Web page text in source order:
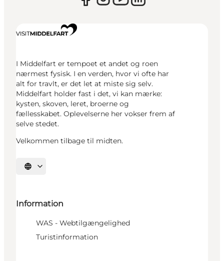
I Middelfart er tempoet et andet og roen
nærmest fysisk. I en verden, hvor vi ofte har
alt for travlt, er det let at miste sig selv.
Middelfart holder fast i det, vi kan mærke:
kysten, skoven, leret, broerne og
fællesskabet. Oplevelserne her vokser frem af
selve stedet.
Velkommen tilbage til midten.
Vælg sprog
Information
WAS - Webtilgængelighed
Turistinformation